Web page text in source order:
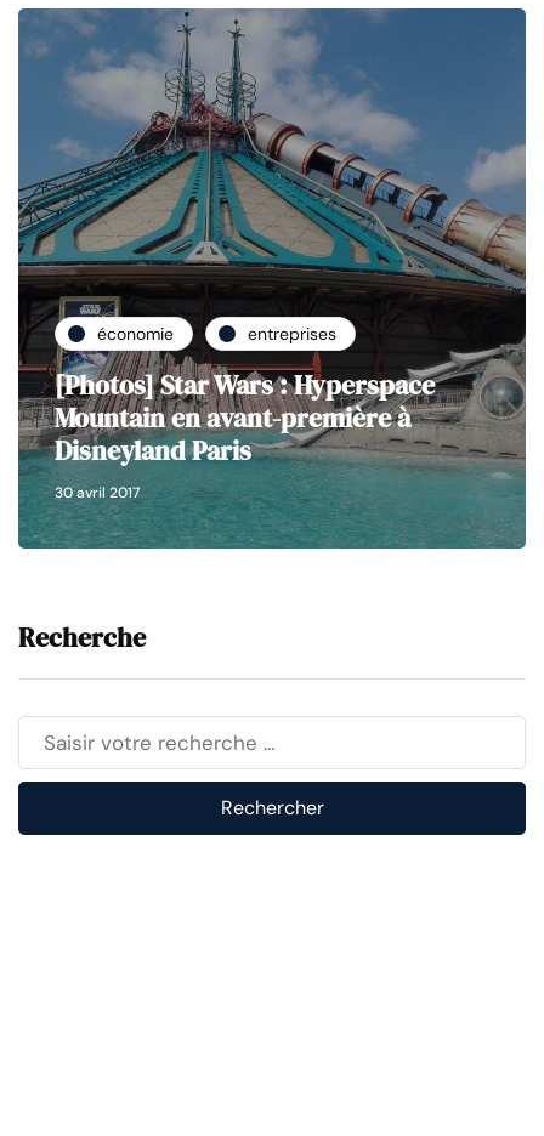
économie entreprises
[Photos] Star Wars : Hyperspace
Mountain en avant-première à
Disneyland Paris
30 avril 2017
Recherche